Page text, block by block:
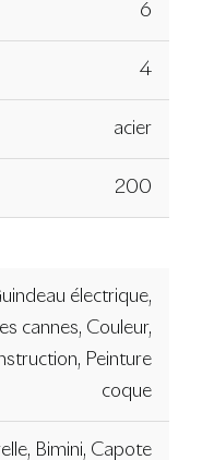
6
4
acier
200
électrique,
cannes, Couleur,
Peinture
coque
Bimini, Capote